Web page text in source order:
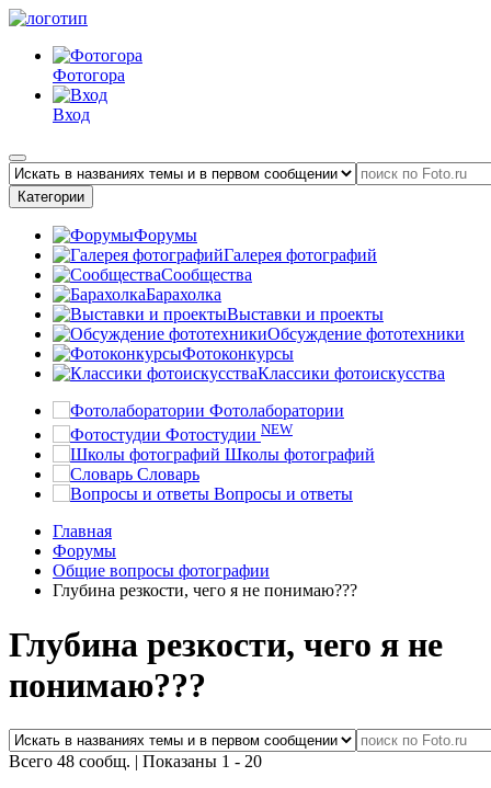
Фотогора
Вход
Категории
Форумы
Галерея фотографий
Сообщества
Барахолка
Выставки и проекты
Обсуждение фототехники
Фотоконкурсы
Классики фотоискусства
Фотолаборатории
Фотостудии NEW
Школы фотографий
Словарь
Вопросы и ответы
Главная
Форумы
Общие вопросы фотографии
Глубина резкости, чего я не понимаю???
Глубина резкости, чего я не
понимаю???
Всего 48 сообщ. | Показаны 1 - 20